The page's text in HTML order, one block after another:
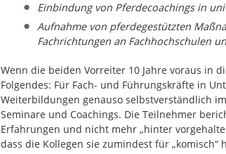
Einbindung von Pferdecoachings in
Aufnahme von pferdegestützten
Fachrichtungen an Fachhochschulen
Wenn die beiden Vorreiter 10 Jahre voraus in
Folgendes: Für Fach- und Führungskräfte in
Weiterbildungen genauso selbstverständlich
Seminare und Coachings. Die Teilnehmer
Erfahrungen und nicht mehr „hinter
dass die Kollegen sie zumindest für